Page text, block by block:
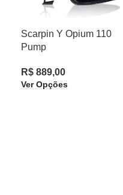
Scarpin Y Opium 110
Pump
R$ 889,00
Ver Opções